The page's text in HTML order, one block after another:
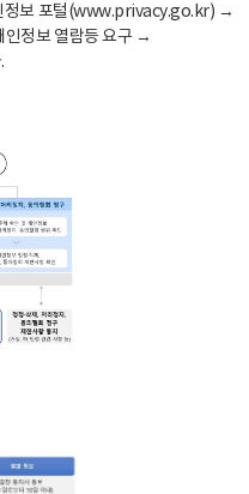
정보 포털(www.privacy.go.kr) →
인정보 열람등 요구 →